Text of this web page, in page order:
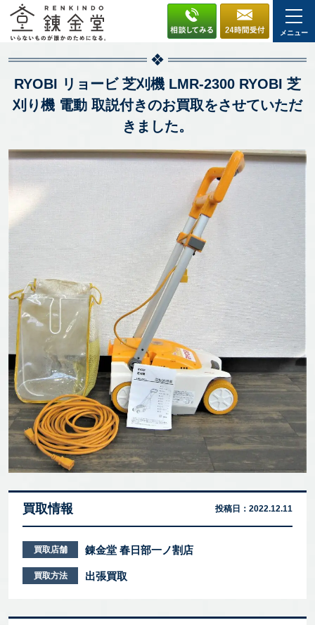
メニュー
RYOBI リョービ 芝刈機 LMR-2300 RYOBI 芝
刈り機 電動 取説付きのお買取をさせていただ
きました。
買取情報 投稿日： 2022.12.11
買取店舗 錬金堂 春日部一ノ割店
買取方法 出張買取